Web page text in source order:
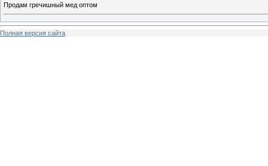
Продам гречишный мед оптом
Полная версия сайта